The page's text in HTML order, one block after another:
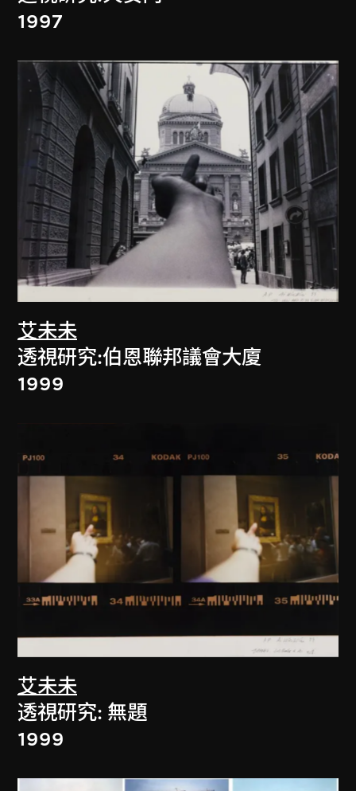
1997
艾未未
透視研究:伯恩聯邦議會大廈
1999
艾未未
透視研究: 無題
1999